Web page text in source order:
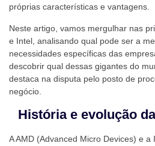
próprias características e vantagens.
Neste artigo, vamos mergulhar nas
e Intel, analisando qual pode ser a
necessidades específicas das
descobrir qual dessas gigantes do
destaca na disputa pelo posto de
negócio.
História e evolução
A AMD (Advanced Micro Devices) e